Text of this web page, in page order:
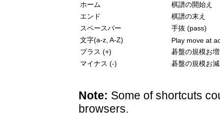
ホーム
棋譜の開始え
エンド
棋譜の末え
スペースバー
手抜 (pass)
文字(a-z, A-Z)
Play move at
プラス (+)
碁盤の規模お
マイナス (-)
碁盤の規模お
Note: Some of shortcuts
browsers.